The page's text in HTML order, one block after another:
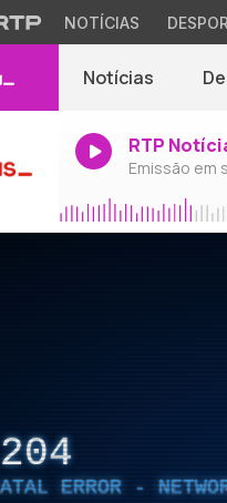
NOTÍCIAS
Notícias
RTP
Emissão em
204
ERROR -